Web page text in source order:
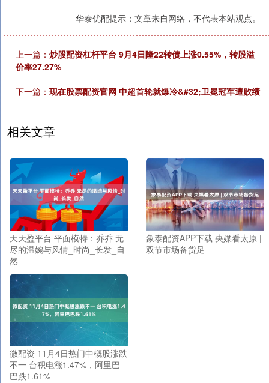
华泰优配提示：文章来自网络，不代表本站观点。
上一篇： 炒股配资杠杆平台 9月4日隆22转债上涨0.55%，转股溢
价率27.27%
下一篇： 现在股票配资官网 中超首轮就爆冷&#32;卫冕冠军遭败绩
相关文章
天天盈平台 平面模特：乔乔 无
尽的温婉与风情_时尚_长发_自
然
象泰配资APP下载 央媒看太原 |
双节市场备货足
微配资 11月4日热门中概股涨跌
不一 台积电涨1.47%，阿里巴
巴跌1.61%